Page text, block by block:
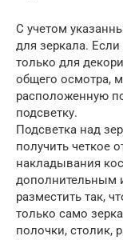
С учетом
для зеркала. Если
только для
общего осмотра,
расположенную
подсветку.
Подсветка над
получить четкое
накладывания
дополнительным
разместить так,
только само
полочки, столик,